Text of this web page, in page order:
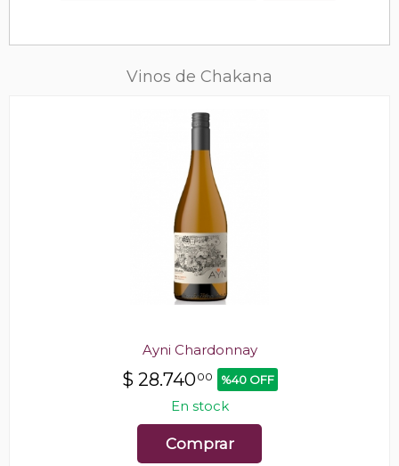
Vinos de Chakana
Ayni Chardonnay
$ 28.74000 %40 OFF
En stock
Comprar